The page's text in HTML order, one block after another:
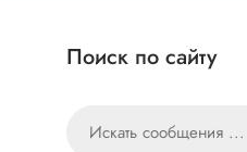
Поиск по сайту